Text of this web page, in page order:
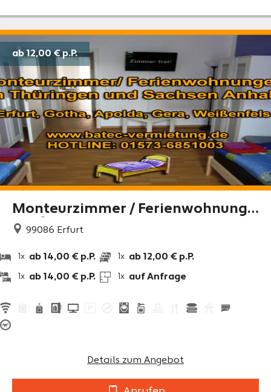
Monteurzimmer / Ferienwohnung i
n Erfurt, Gera u.a.
99086 Erfurt
1x ab 14,00 € p.P.
1x ab 14,00 € p.P.
1x ab 12,00 € p.P.
1x auf Anfrage
Details zum Angebot
ab 12,00 €p.P.